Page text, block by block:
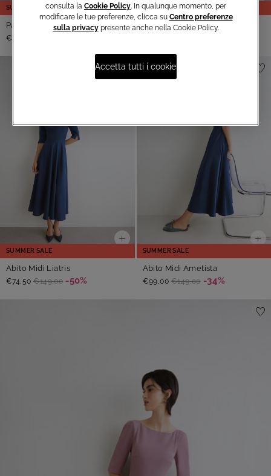
SUMMER SALE
Pantaloni ampi
€60,00
SUMMER SALE
Blusa Kimono
SUMMER SALE
Abito Midi Liatris
€74,50 €149,00 -50%
SUMMER SALE
Abito Midi Ametista
€99,00 €149,00 -34%
consulta la Cookie Policy . In qualunque momento, per
modificare le tue preferenze, clicca su Centro preferenze
sulla privacypresente anche nella Cookie Policy.
Accetta tutti i cookie